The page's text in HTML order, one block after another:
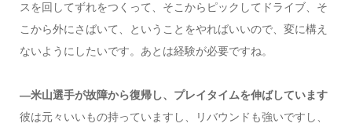
スを回してずれをつくって、そこからピックしてドライブ、そ
こから外にさばいて、ということをやればいいので、変に構え
ないようにしたいです。あとは経験が必要ですね。
―米山選手が故障から復帰し、プレイタイムを伸ばしています
彼は元々いいもの持っていますし、リバウンドも強いですし、